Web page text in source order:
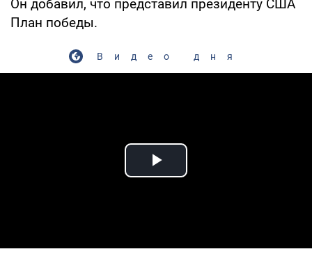
Он добавил, что представил президенту США
План победы.
Видео дня
Play Video